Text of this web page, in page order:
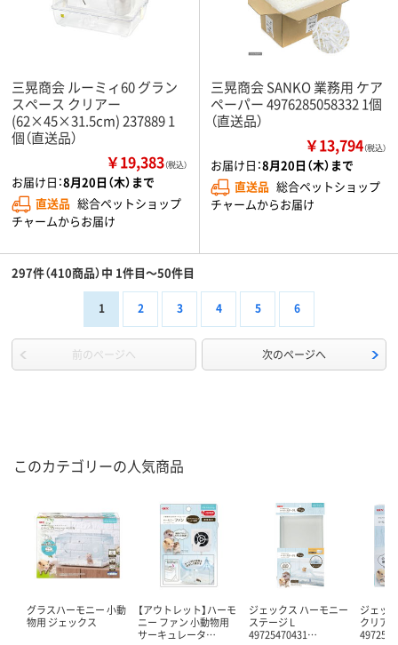
三晃商会 ルーミィ60 グラン
スペース クリアー
(62×45×31.5cm) 237889 1
個（直送品）
￥19,383（税込）
お届け日：8月20日（木）まで
直送品 総合ペットショップ
チャームからお届け
三晃商会 SANKO 業務用 ケア
ペーパー 4976285058332 1個
（直送品）
￥13,794（税込）
お届け日：8月20日（木）まで
直送品 総合ペットショップ
チャームからお届け
297件（410商品）中 1件目～50件目
1 2 3 4 5 6
前のページへ 次のページへ
このカテゴリーの人気商品
グラスハーモニー 小動
物用 ジェックス
【アウトレット】ハーモ
ニー ファン 小動物用
サーキュレータ…
ジェックス ハーモニー
ステージ L
49725470431…
ジェッ
クリア